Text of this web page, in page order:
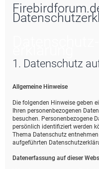
1. Datenschutz
Allgemeine Hinweise
Die folgenden Hinweise geben
Ihren personenbezogenen
besuchen. Personenbezogene
persönlich identifiziert werden
Thema Datenschutz
aufgeführten
Datenerfassung auf dieser